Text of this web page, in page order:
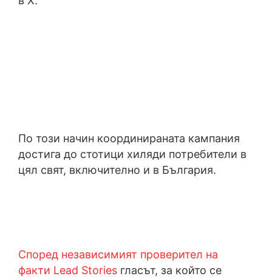
По този начин координираната кампания
достига до стотици хиляди потребители в
цял свят, включително и в България.
Според независимият проверител на
факти Lead Stories гласът, за който се